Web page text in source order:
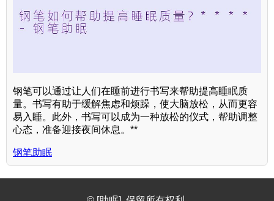
钢笔可以通过让人们在睡前进行书写来帮助提高睡眠质
量。书写有助于缓解焦虑和烦躁，使大脑放松，从而更容
易入睡。此外，书写可以成为一种放松的仪式，帮助调整
心态，准备迎接夜间休息。**
钢笔助眠